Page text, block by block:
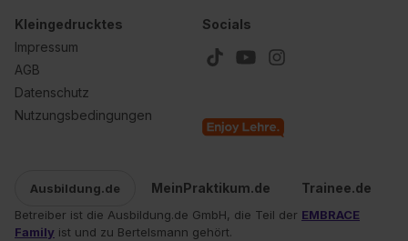
Kleingedrucktes
Impressum
AGB
Datenschutz
Nutzungsbedingungen
Socials
Ausbildung.de MeinPraktikum.de Trainee.de
Betreiber ist die Ausbildung.de GmbH, die Teil der EMBRACE
Family ist und zu Bertelsmann gehört.